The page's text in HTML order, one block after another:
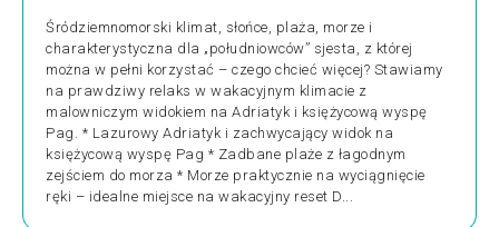
Śródziemnomorski klimat, słońce, plaża, morze i
charakterystyczna dla „południowców” sjesta, z której
można w pełni korzystać – czego chcieć więcej? Stawiamy
na prawdziwy relaks w wakacyjnym klimacie z
malowniczym widokiem na Adriatyk i księżycową wyspę
Pag. * Lazurowy Adriatyk i zachwycający widok na
księżycową wyspę Pag * Zadbane plaże z łagodnym
zejściem do morza * Morze praktycznie na wyciągnięcie
ręki – idealne miejsce na wakacyjny reset D...